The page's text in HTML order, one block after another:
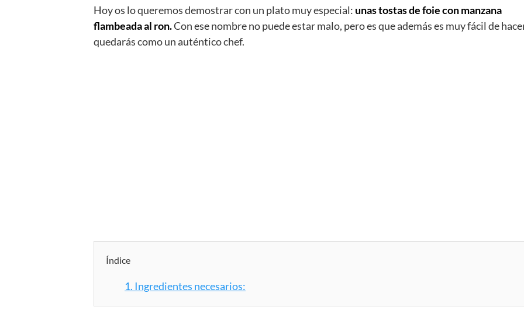
Hoy os lo queremos demostrar con un plato muy especial: unas tostas de foie con manzana
flambeada al ron.Con ese nombre no puede estar malo, pero es que además es muy fácil de
quedarás como un auténtico chef.
Índice
1. Ingredientes necesarios: